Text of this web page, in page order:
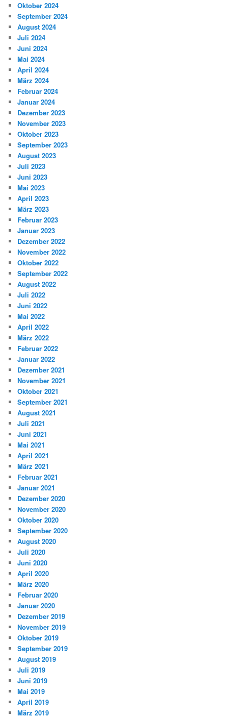
Oktober 2024
September 2024
August 2024
Juli 2024
Juni 2024
Mai 2024
April 2024
März 2024
Februar 2024
Januar 2024
Dezember 2023
November 2023
Oktober 2023
September 2023
August 2023
Juli 2023
Juni 2023
Mai 2023
April 2023
März 2023
Februar 2023
Januar 2023
Dezember 2022
November 2022
Oktober 2022
September 2022
August 2022
Juli 2022
Juni 2022
Mai 2022
April 2022
März 2022
Februar 2022
Januar 2022
Dezember 2021
November 2021
Oktober 2021
September 2021
August 2021
Juli 2021
Juni 2021
Mai 2021
April 2021
März 2021
Februar 2021
Januar 2021
Dezember 2020
November 2020
Oktober 2020
September 2020
August 2020
Juli 2020
Juni 2020
April 2020
März 2020
Februar 2020
Januar 2020
Dezember 2019
November 2019
Oktober 2019
September 2019
August 2019
Juli 2019
Juni 2019
Mai 2019
April 2019
März 2019